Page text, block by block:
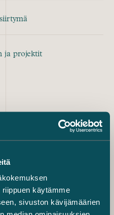
käytämme
sivuston kävijämäärien
ja projektit